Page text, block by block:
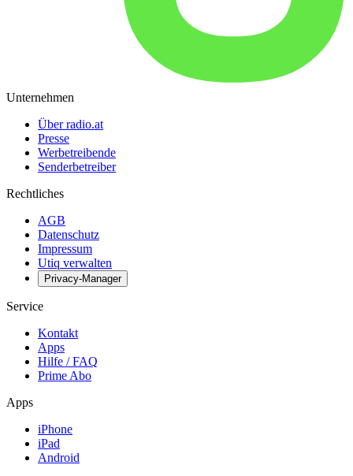
Unternehmen
Über radio.at
Presse
Werbetreibende
Senderbetreiber
Rechtliches
AGB
Datenschutz
Impressum
Utiq verwalten
Privacy-Manager
Service
Kontakt
Apps
Hilfe / FAQ
Prime Abo
Apps
iPhone
iPad
Android